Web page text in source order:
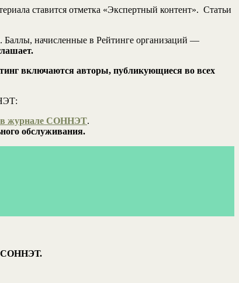
ставится отметка «Экспертный контент». Статьи
Баллы, начисленные в Рейтинге организаций —
включаются авторы, публикующиеся во всех
в журнале СОННЭТ.
обслуживания.
СОННЭТ.